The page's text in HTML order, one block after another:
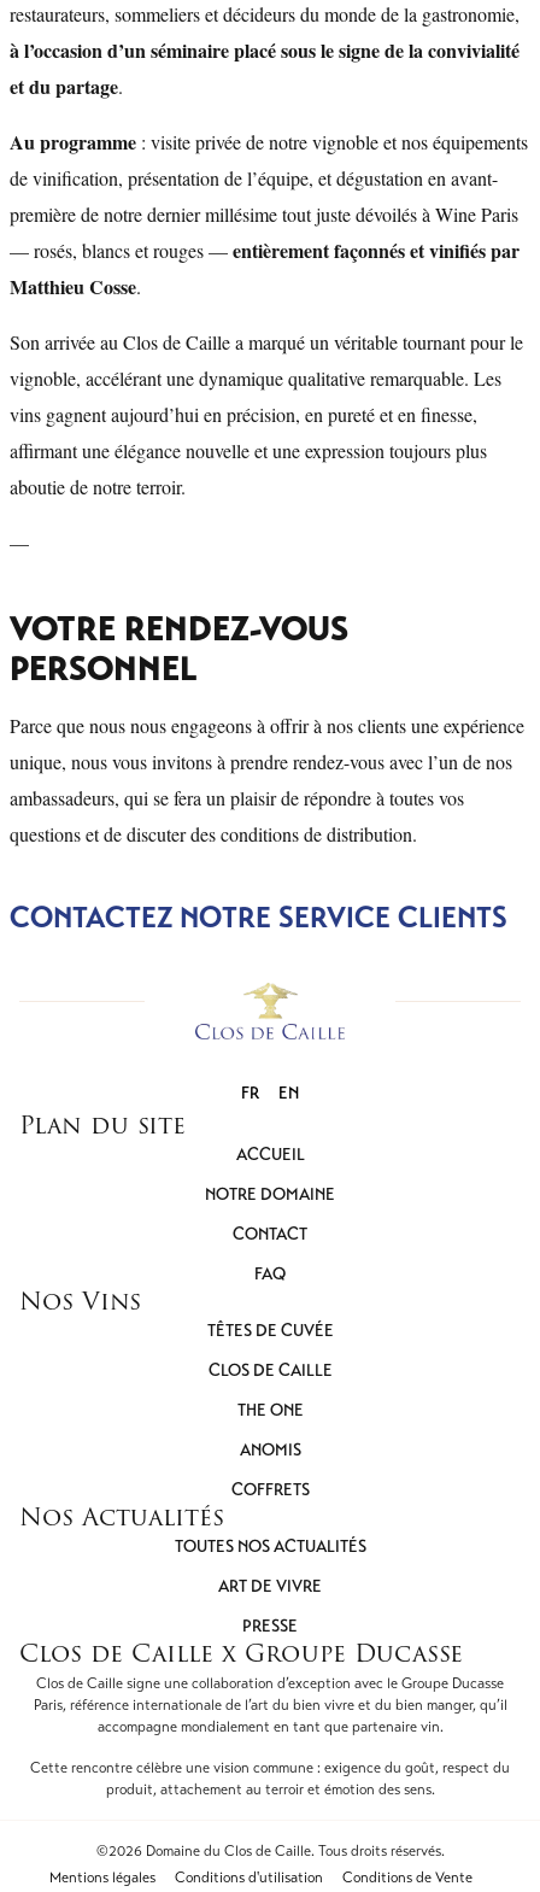
restaurateurs, sommeliers et décideurs du monde de la gastronomie,
à l’occasion d’un séminaire placé sous le signe de la convivialité
et du partage.
Au programme : visite privée de notre vignoble et nos équipements
de vinification, présentation de l’équipe, et dégustation en avant-
première de notre dernier millésime tout juste dévoilés à Wine Paris
— rosés, blancs et rouges —entièrement façonnés et vinifiés par
Matthieu Cosse.
Son arrivée au Clos de Caille a marqué un véritable tournant pour le
vignoble, accélérant une dynamique qualitative remarquable. Les
vins gagnent aujourd’hui en précision, en pureté et en finesse,
affirmant une élégance nouvelle et une expression toujours plus
aboutie de notre terroir.
—
VOTRE RENDEZ-VOUS
PERSONNEL
Parce que nous nous engageons à offrir à nos clients une expérience
unique, nous vous invitons à prendre rendez-vous avec l’un de nos
ambassadeurs, qui se fera un plaisir de répondre à toutes vos
questions et de discuter des conditions de distribution.
CONTACTEZ NOTRE SERVICE CLIENTS
FR EN
Plan du site
ACCUEIL
NOTRE DOMAINE
CONTACT
FAQ
Nos Vins
TÊTES DE CUVÉE
CLOS DE CAILLE
THE ONE
ANOMIS
COFFRETS
Nos Actualités
TOUTES NOS ACTUALITÉS
ART DE VIVRE
PRESSE
Clos de Caille x Groupe Ducasse
Clos de Caille signe une collaboration d’exception avec le Groupe Ducasse
Paris, référence internationale de l’art du bien vivre et du bien manger, qu’il
accompagne mondialement en tant que partenaire vin.
Cette rencontre célèbre une vision commune : exigence du goût, respect du
produit, attachement au terroir et émotion des sens.
©2026 Domaine du Clos de Caille. Tous droits réservés.
Mentions légales
Conditions d'utilisation Conditions de Vente